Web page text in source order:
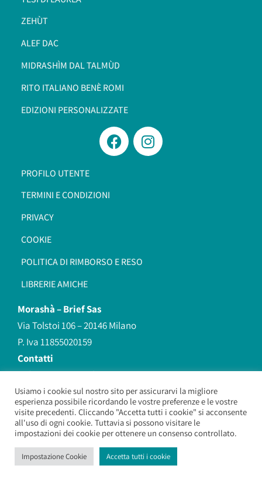
ZEHÙT
ALEF DAC
MIDRASHÌM DAL TALMÙD
RITO ITALIANO BENÈ ROMI​
EDIZIONI PERSONALIZZATE
PROFILO UTENTE
TERMINI E CONDIZIONI
PRIVACY
COOKIE
POLITICA DI RIMBORSO E RESO
LIBRERIE AMICHE
Morashà –Brief Sas
Via Tolstoi 106 – 20146 Milano
P. Iva 11855020159
Contatti
redazione@morasha.it
339 8596707
(anche Whatsapp)
Morashà – Brief Sas – Copyright 2026. All Rights Reserved.
Usiamo i cookie sul nostro sito per assicurarvi la migliore
esperienza possibile ricordando le vostre preferenze e le vostre
visite precedenti. Cliccando "Accetta tutti i cookie" si acconsente
all'uso di ogni cookie. Tuttavia si possono visitare le
impostazioni dei cookie per ottenere un consenso controllato.
Impostazione Cookie Accetta tutti i cookie